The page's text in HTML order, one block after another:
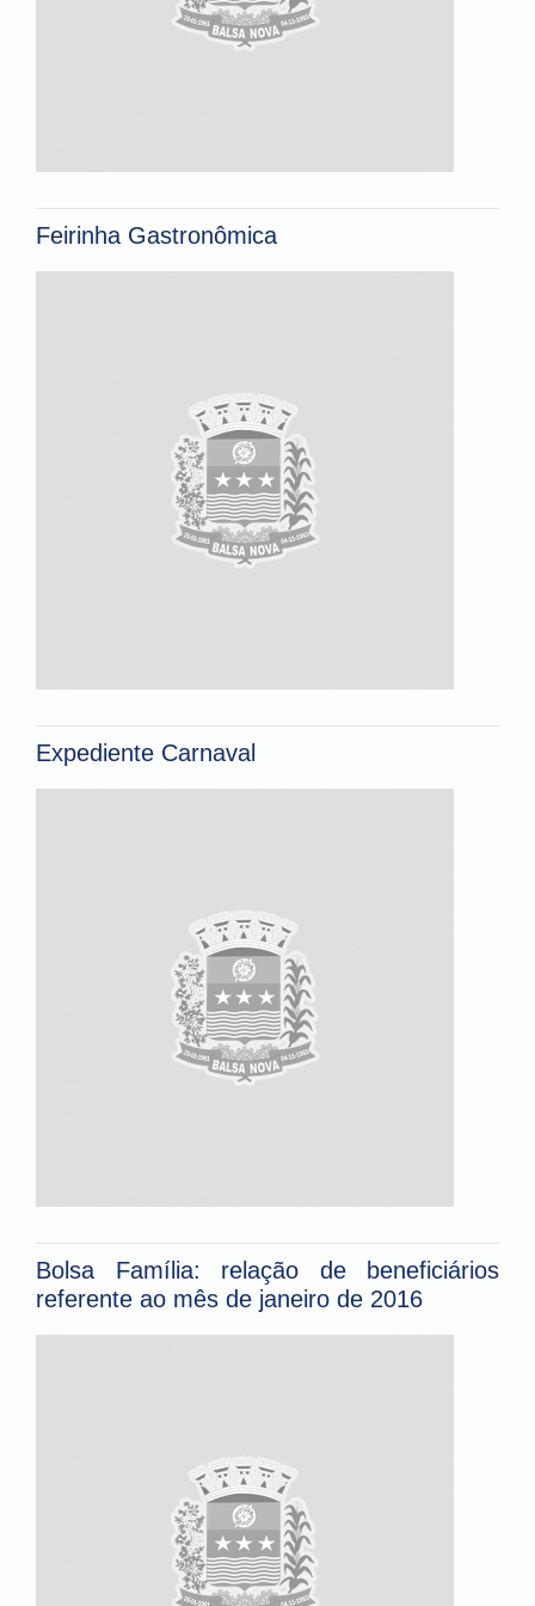
Feirinha Gastronômica
Expediente Carnaval
Bolsa Família: relação de beneficiários
referente ao mês de janeiro de 2016